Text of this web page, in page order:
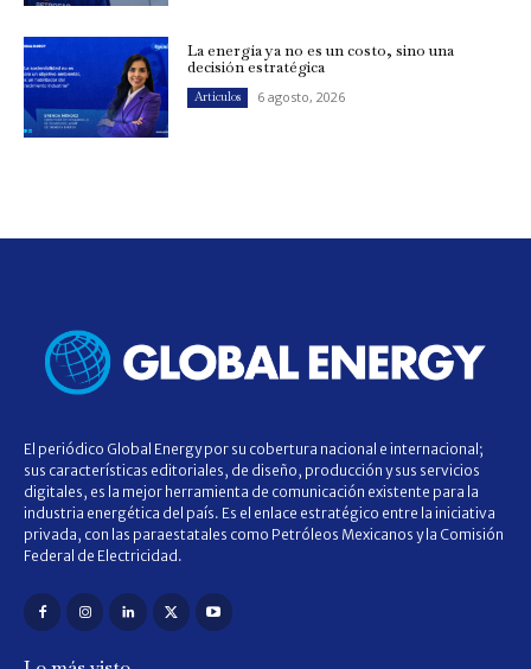
La energía ya no es un costo, sino una
decisión estratégica
Artículos 6 agosto, 2026
El periódico Global Energy por su cobertura nacional e internacional;
sus características editoriales, de diseño, producción y sus servicios
digitales, es la mejor herramienta de comunicación existente para la
industria energética del país. Es el enlace estratégico entre la iniciativa
privada, con las paraestatales como Petróleos Mexicanos y la Comisión
Federal de Electricidad.